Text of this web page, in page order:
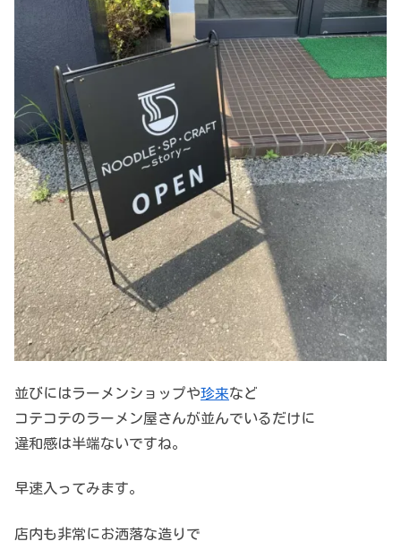
並びにはラーメンショップや珍来など
コテコテのラーメン屋さんが並んでいるだけに
違和感は半端ないですね。
早速入ってみます。
店内も非常にお洒落な造りで